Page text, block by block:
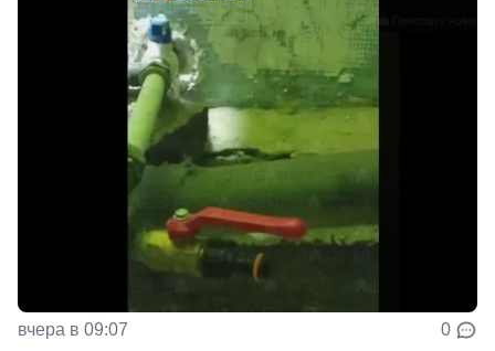
вчера в 09:07 0